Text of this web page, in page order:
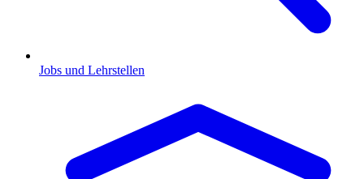
Jobs und Lehrstellen